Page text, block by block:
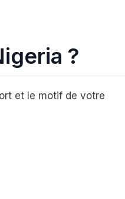
?
et le motif de votre